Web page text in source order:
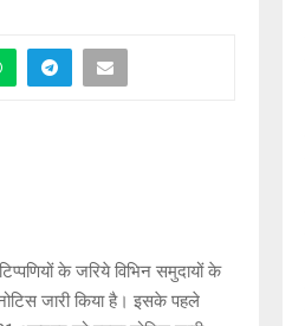
के जरिये विभिन समुदायों के
जारी किया है। इसके पहले